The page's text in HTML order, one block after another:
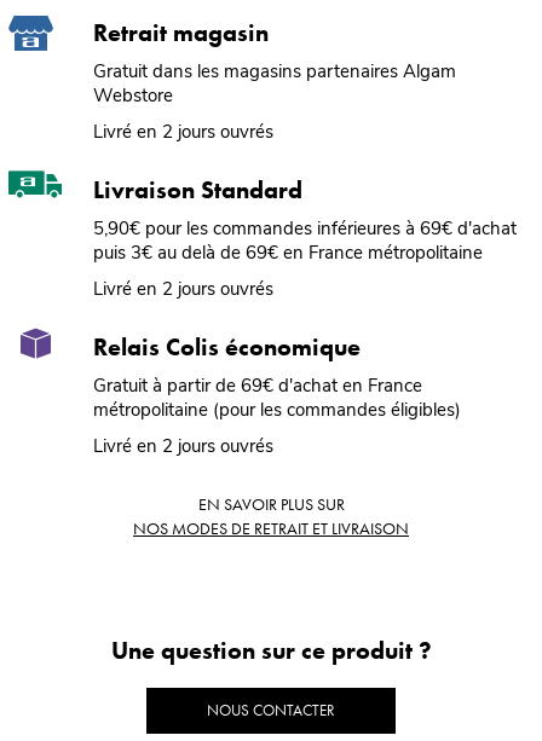
Retrait magasin
Gratuit dans les magasins partenaires Algam
Webstore
Livré en 2 jours ouvrés
Livraison Standard
5,90€ pour les commandes inférieures à 69€ d'achat
puis 3€ au delà de 69€ en France métropolitaine
Livré en 2 jours ouvrés
Relais Colis économique
Gratuit à partir de 69€ d'achat en France
métropolitaine (pour les commandes éligibles)
Livré en 2 jours ouvrés
EN SAVOIR PLUS SUR
NOS MODES DE RETRAIT ET LIVRAISON
Une question sur ce produit ?
NOUS CONTACTER